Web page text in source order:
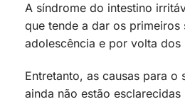
A síndrome do intestino
que tende a dar os primeiros
adolescência e por volta dos
Entretanto, as causas para o
ainda não estão esclarecidas